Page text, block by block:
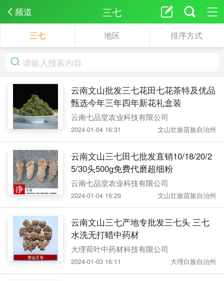
频道 三七
三七 地区 排序方式
云南文山批发三七花田七花茶特及优品
甄选今年三年四年新花礼盒装
云南七品堂农业科技有限公司
2024-01-04 16:31 文山壮族苗族自治州
云南文山三七田七批发直销10/18/20/2
5/30头500g免费代磨超细粉
云南七品堂农业科技有限公司
2024-01-04 16:29 文山壮族苗族自治州
云南文山三七产地专批发三七头 三七
水洗无打蜡中药材
大理荷叶中药材科技有限公司
2024-01-03 16:11 大理白族自治州